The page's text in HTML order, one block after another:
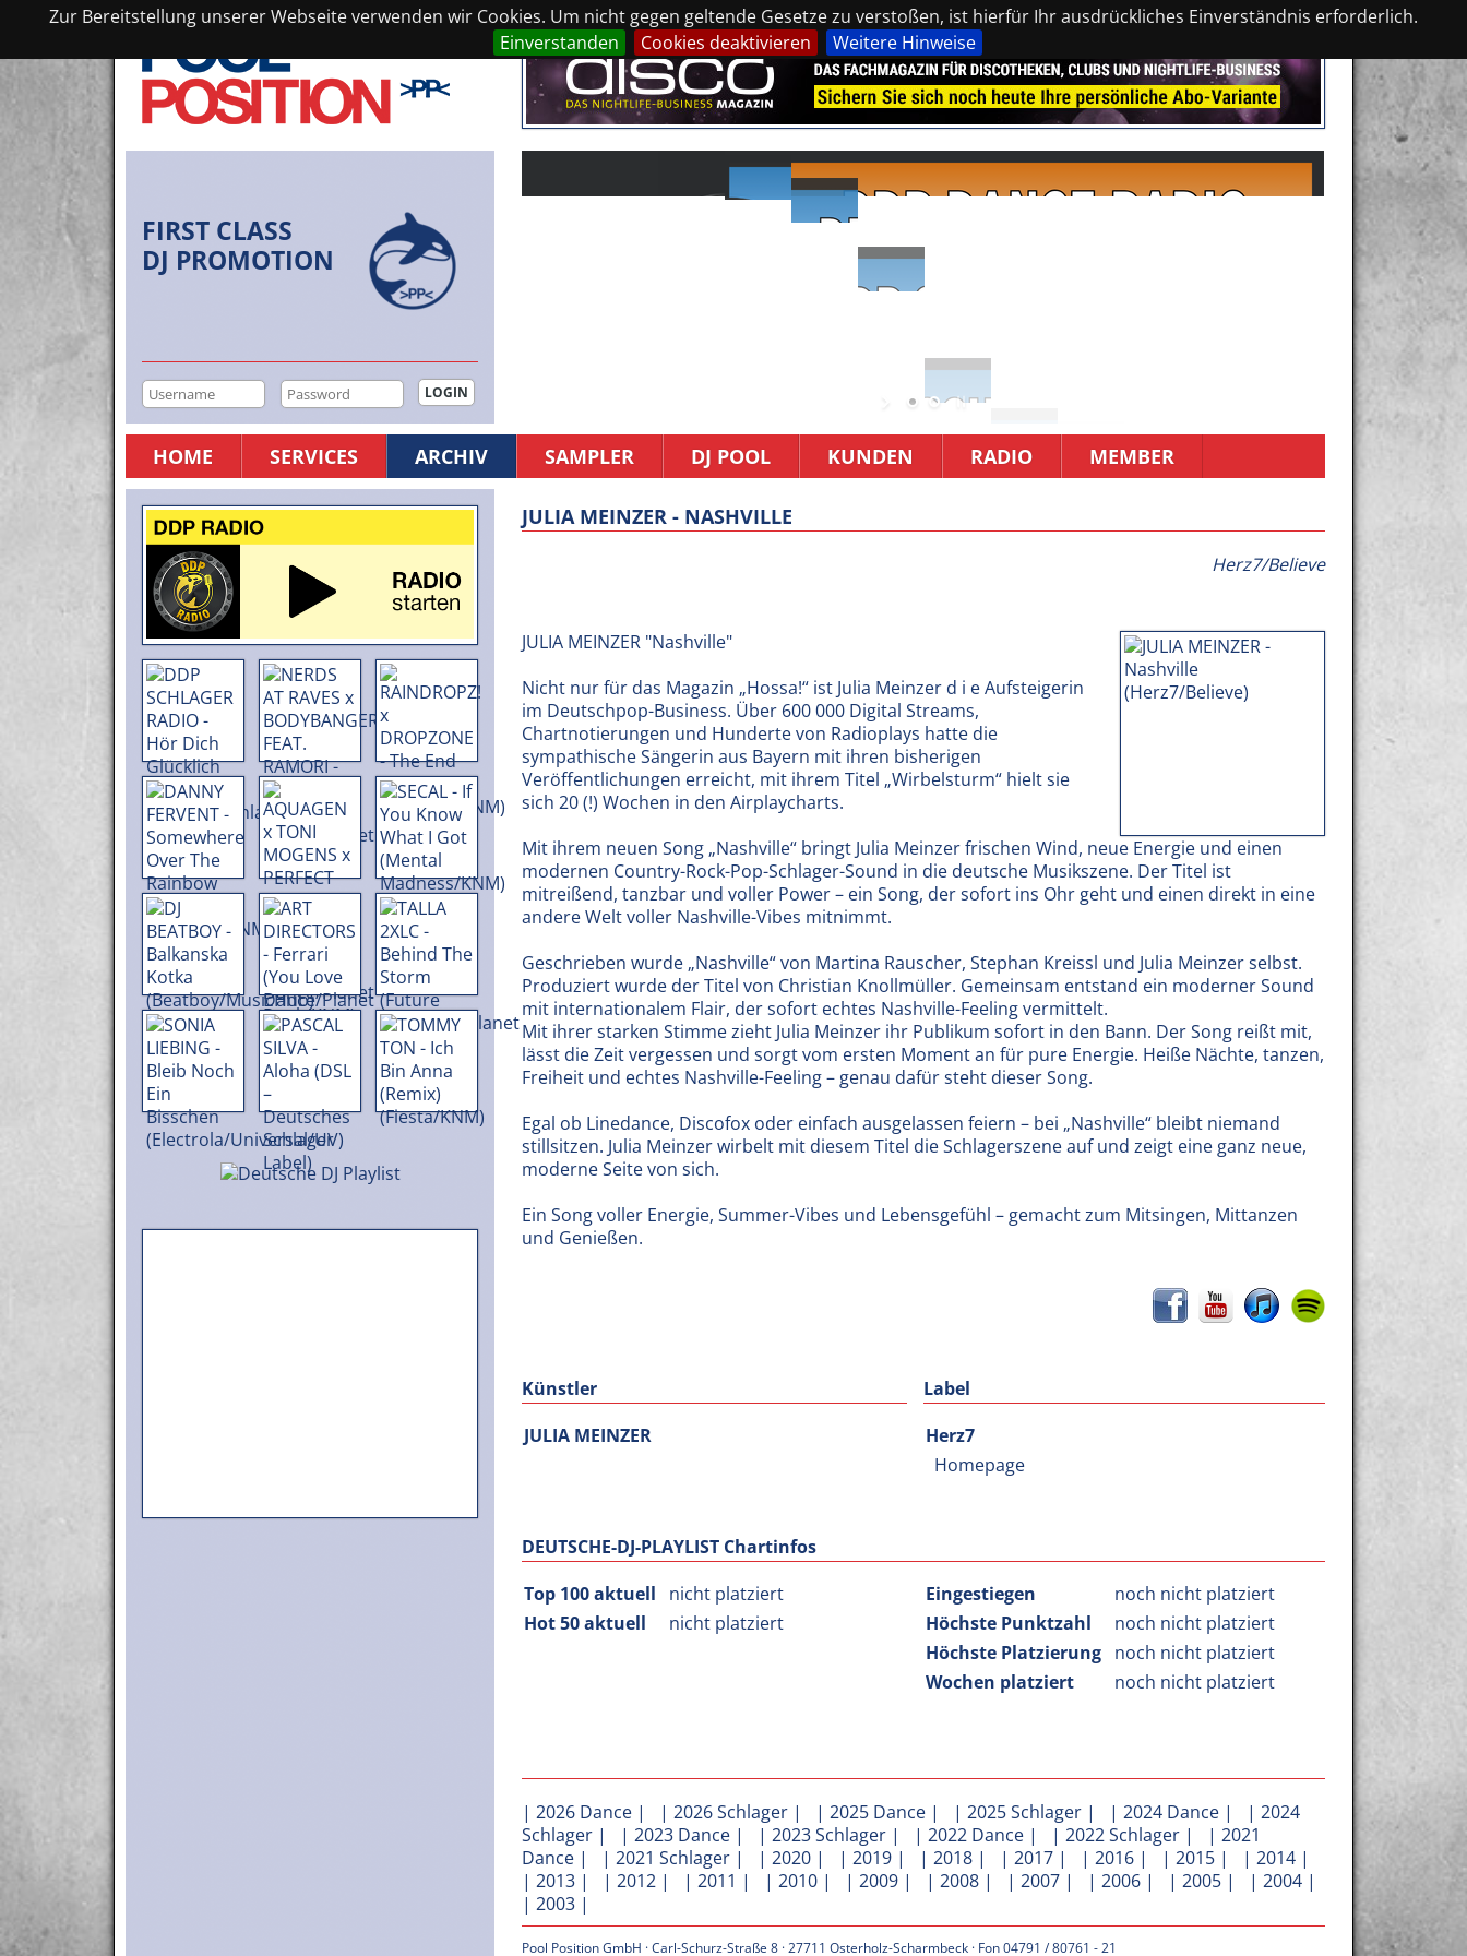
Zur Bereitstellung unserer Webseite verwenden wir Cookies. Um nicht gegen geltende Gesetze zu verstoßen, ist hierfür Ihr ausdrückliches Einverständnis erforderlich.
Einverstanden
Cookies deaktivieren Weitere Hinweise
FIRST CLASS
DJ PROMOTION
HOME SERVICES ARCHIV SAMPLER DJ POOL KUNDEN RADIO MEMBER
JULIA MEINZER - NASHVILLE
Herz7/Believe
JULIA MEINZER "Nashville"
Nicht nur für das Magazin „Hossa!“ ist Julia Meinzer d i e Aufsteigerin
im Deutschpop-Business. Über 600 000 Digital Streams,
Chartnotierungen und Hunderte von Radioplays hatte die
sympathische Sängerin aus Bayern mit ihren bisherigen
Veröffentlichungen erreicht, mit ihrem Titel „Wirbelsturm“ hielt sie
sich 20 (!) Wochen in den Airplaycharts.
Mit ihrem neuen Song „Nashville“ bringt Julia Meinzer frischen Wind, neue Energie und einen
modernen Country-Rock-Pop-Schlager-Sound in die deutsche Musikszene. Der Titel ist
mitreißend, tanzbar und voller Power – ein Song, der sofort ins Ohr geht und einen direkt in eine
andere Welt voller Nashville-Vibes mitnimmt.
Geschrieben wurde „Nashville“ von Martina Rauscher, Stephan Kreissl und Julia Meinzer selbst.
Produziert wurde der Titel von Christian Knollmüller. Gemeinsam entstand ein moderner Sound
mit internationalem Flair, der sofort echtes Nashville-Feeling vermittelt.
Mit ihrer starken Stimme zieht Julia Meinzer ihr Publikum sofort in den Bann. Der Song reißt mit,
lässt die Zeit vergessen und sorgt vom ersten Moment an für pure Energie. Heiße Nächte, tanzen,
Freiheit und echtes Nashville-Feeling – genau dafür steht dieser Song.
Egal ob Linedance, Discofox oder einfach ausgelassen feiern – bei „Nashville“ bleibt niemand
stillsitzen. Julia Meinzer wirbelt mit diesem Titel die Schlagerszene auf und zeigt eine ganz neue,
moderne Seite von sich.
Ein Song voller Energie, Summer-Vibes und Lebensgefühl – gemacht zum Mitsingen, Mittanzen
und Genießen.
Künstler
JULIA MEINZER
Label
Herz7
Homepage
DEUTSCHE-DJ-PLAYLIST Chartinfos
Top 100 aktuell
nicht platziert
Hot 50 aktuell
nicht platziert
Eingestiegen
noch nicht platziert
Höchste Punktzahl
noch nicht platziert
Höchste Platzierung noch nicht platziert
Wochen platziert
noch nicht platziert
| 2026 Dance | | 2026 Schlager | | 2025 Dance | | 2025 Schlager | | 2024 Dance | | 2024
Schlager | | 2023 Dance | | 2023 Schlager | | 2022 Dance | | 2022 Schlager | | 2021
Dance | | 2021 Schlager | | 2020 | | 2019 | | 2018 | | 2017 | | 2016 | | 2015 | | 2014 |
| 2013 | | 2012 | | 2011 | | 2010 | | 2009 | | 2008 | | 2007 | | 2006 | | 2005 | | 2004 |
| 2003 |
Pool Position GmbH · Carl-Schurz-Straße 8 · 27711 Osterholz-Scharmbeck · Fon 04791 / 80761 - 21